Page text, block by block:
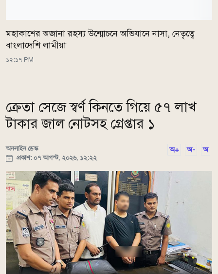
মহাকাশের অজানা রহস্য উন্মোচনে অভিযানে নাসা, নেতৃত্বে
বাংলাদেশি লামীয়া
১২:১৭ PM
ক্রেতা সেজে স্বর্ণ কিনতে গিয়ে ৫৭ লাখ
টাকার জাল নোটসহ গ্রেপ্তার ১
অনলাইন ডেস্ক
প্রকাশ: ০৭ আগস্ট, ২০২৬, ১২:২২
অ+ অ- অ